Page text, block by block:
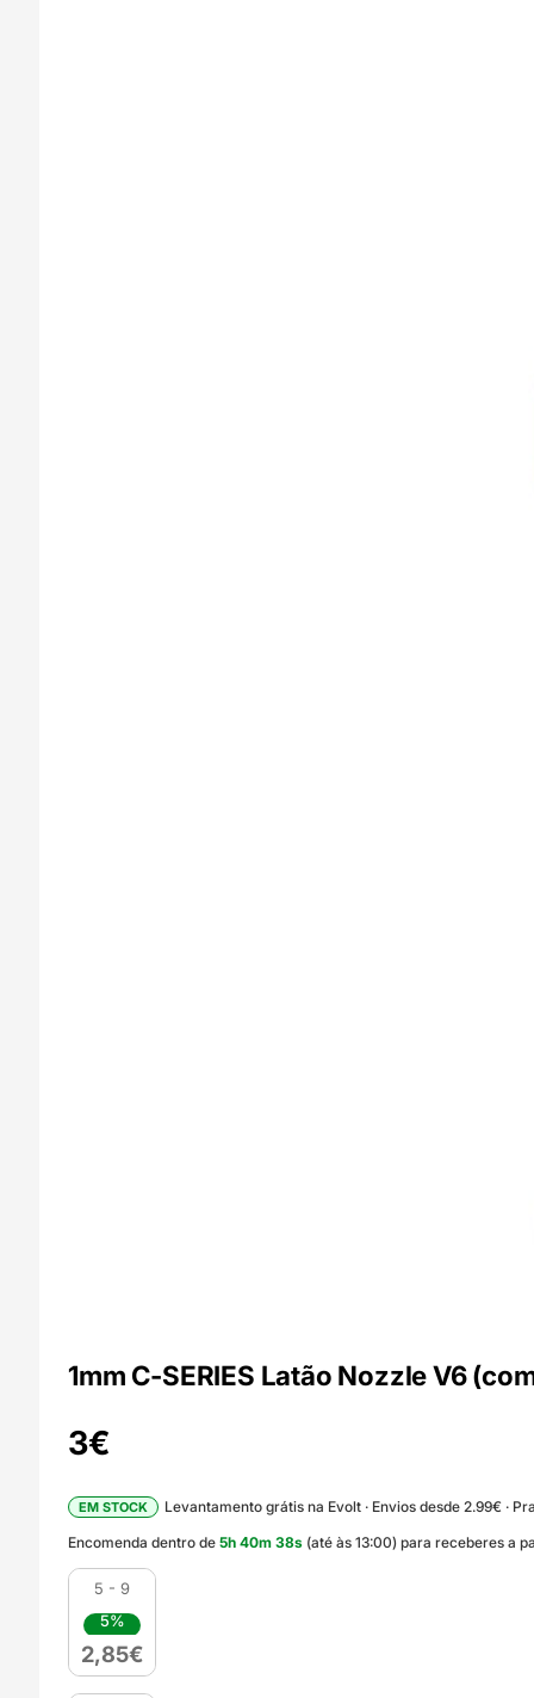
1mm C-SERIES Latão Nozzle V6
3€
EM STOCK
Levantamento grátis na Evolt · Envios desde 2.99€ ·
Encomenda dentro de5h40m36s (até às 13:00) para receberes a
5 - 9
5%
2,85€